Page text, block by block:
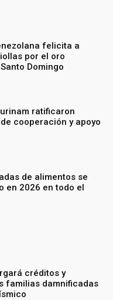
felicita a
por el oro
Domingo
ratificaron
cooperación y apoyo
de alimentos se
en 2026 en todo el
créditos y
familias damnificadas